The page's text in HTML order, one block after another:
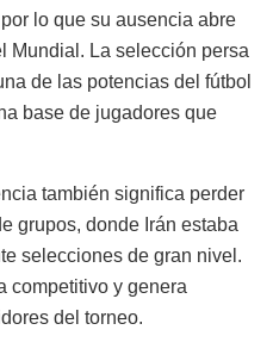
lo que su ausencia abre
Mundial. La selección persa
de las potencias del fútbol
base de jugadores que
también significa perder
grupos, donde Irán estaba
selecciones de gran nivel.
competitivo y genera
del torneo.